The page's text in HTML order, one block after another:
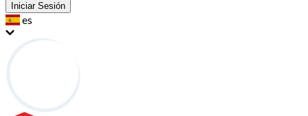
Iniciar Sesión
es